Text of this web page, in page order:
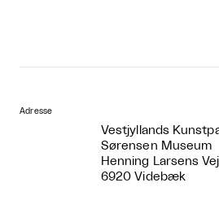
Adresse
Vestjyllands
Sørensen Museum
Henning Larsens
6920 Videbæk